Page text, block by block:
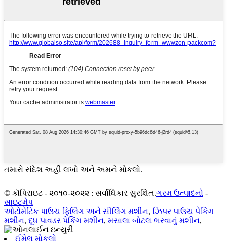
તમારો સંદેશ અહીં લખો અને અમને મોકલો.
© કૉપિરાઇટ - ૨૦૧૦-૨૦૨૨ : સર્વાધિકાર સુરક્ષિત.ગરમ ઉત્પાદનો -
સાઇટમેપ
ઓટોમેટિક પાઉચ ફિલિંગ અને સીલિંગ મશીન, ઝિપર પાઉચ પેકિંગ
મશીન, દૂધ પાવડર પેકિંગ મશીન, મસાલા બોટલ ભરવાનું મશીન,
ઈમેલ મોકલો